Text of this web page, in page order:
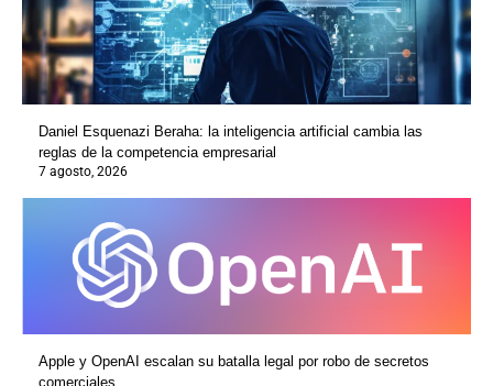
Daniel Esquenazi Beraha: la inteligencia artificial cambia las
reglas de la competencia empresarial
7 agosto, 2026
Apple y OpenAI escalan su batalla legal por robo de secretos
comerciales